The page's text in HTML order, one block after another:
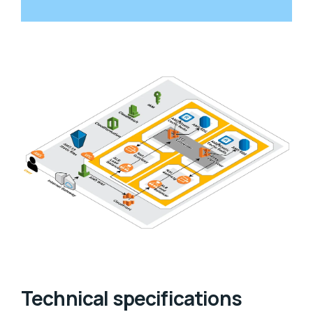
Technical specifications